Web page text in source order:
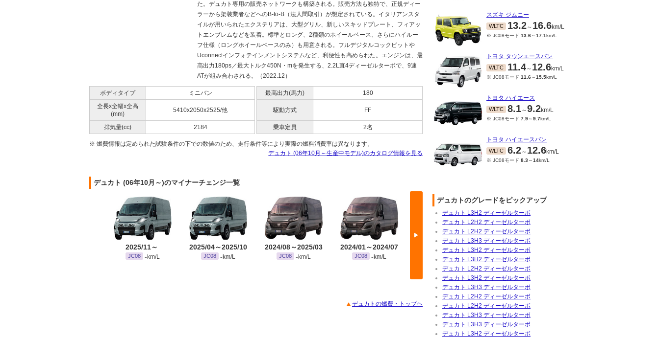
た。デュカト専用の販売ネットワークも構築される。販売方法も独特で、正規ディー
ラーから架装業者などへのB-to-B（法人間取引）が想定されている。イタリアンスタ
イルが用いられたエクステリアは、大型グリル、新しいスキッドプレート、フィアッ
トエンブレムなどを装着。標準とロング、2種類のホイールベース、さらにハイルー
フ仕様（ロングホイールベースのみ）も用意される。フルデジタルコックピットや
Uconnectインフォテインメントシステムなど、利便性も高められた。エンジンは、最
高出力180ps／最大トルク450N・mを発生する、2.2L直4ディーゼルターボで、9速
ATが組み合わされる。（2022.12）
ボディタイプ ミニバン 最高出力(馬力)
180
全長x全幅x全高
(mm)
5410x2050x2525/他 駆動方式 FF
排気量(cc) 2184 乗車定員 2名
※ 燃費情報は定められた試験条件の下での数値のため、走行条件等により実際の燃料消費率は異なります。
デュカト (06年10月～生産中モデル)のカタログ情報を見る
デュカト (06年10月～)のマイナーチェンジ一覧
▶
2025/11～
JC08 - km/L
2025/04～2025/10
JC08 - km/L
2024/08～2025/03
JC08 - km/L
2024/01～2024/07
JC08 - km/L
2022/12～2023/12
- km/L
デュカトの燃費・トップヘ
スズキ ジムニー
WLTC 13.2～ 16.6km/L
※ JC08モード 13.6～17.1km/L
トヨタ タウンエースバン
WLTC 11.4～ 12.6km/L
※ JC08モード 11.6～15.5km/L
トヨタ ハイエース
WLTC 8.1～9.2km/L
※ JC08モード 7.9～9.7km/L
トヨタ ハイエースバン
WLTC 6.2～ 12.6km/L
※ JC08モード 8.3～14km/L
デュカトのグレードをピックアップ
デュカト L3H2 ディーゼルターボ
デュカト L2H2 ディーゼルターボ
デュカト L2H2 ディーゼルターボ
デュカト L3H3 ディーゼルターボ
デュカト L3H2 ディーゼルターボ
デュカト L3H2 ディーゼルターボ
デュカト L2H2 ディーゼルターボ
デュカト L3H2 ディーゼルターボ
デュカト L3H3 ディーゼルターボ
デュカト L2H2 ディーゼルターボ
デュカト L2H2 ディーゼルターボ
デュカト L3H3 ディーゼルターボ
デュカト L3H3 ディーゼルターボ
デュカト L3H2 ディーゼルターボ